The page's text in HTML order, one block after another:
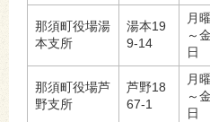
那須町役場湯
本支所
湯本19
9-14
月
～
日
那須町役場芦
野支所
芦野18
67-1
月
～
日